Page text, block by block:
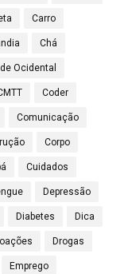
Carro
Chá
Ocidental
Coder
Comunicação
Corpo
Cuidados
Depressão
Diabetes Dica
Drogas
Emprego